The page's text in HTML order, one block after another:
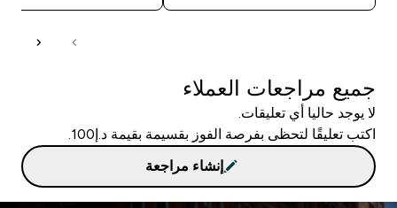
جميع مراجعات العملاء
لا يوجد حاليا أي تعليقات.
اكتب تعليقًا لتحظى بفرصة الفوز بقسيمة بقيمة د.إ100.
إنشاء مراجعة